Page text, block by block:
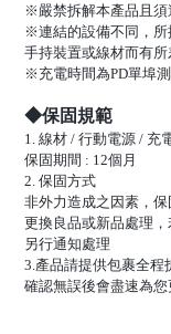
※嚴禁拆解本產品且須
※連結的設備不同，所
手持裝置或線材而有所
※充電時間為PD單埠
◆保固規範
1. 線材 / 行動電源 / 充
保固期間 : 12個月
2. 保固方式
非外力造成之因素，
更換良品或新品處理
另行通知處理
3.產品請提供包裹全程
確認無誤後會盡速為您